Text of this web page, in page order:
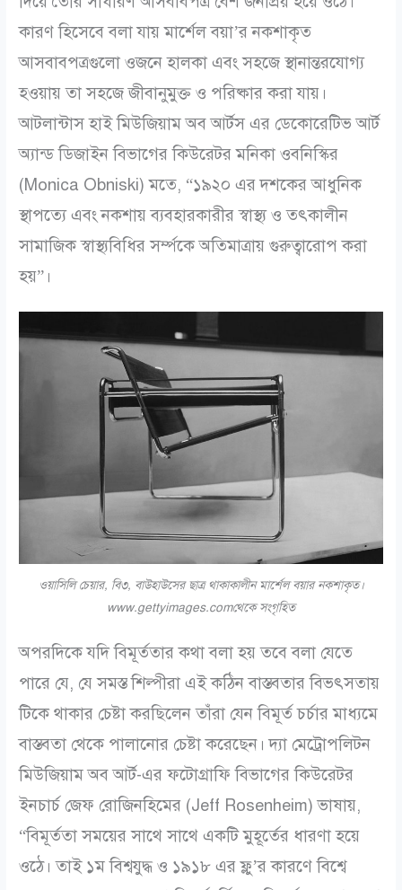
কারণ হিসেবে বলা যায় মার্শেল বয়া’র নকশাকৃত
আসবাবপত্রগুলো ওজনে হালকা এবং সহজে স্থানান্তরযোগ্য
হওয়ায় তা সহজে জীবানুমুক্ত ও পরিষ্কার করা যায়।
আটলান্টাস হাই মিউজিয়াম অব আর্টস এর ডেকোরেটিভ আর্ট
অ্যান্ড ডিজাইন বিভাগের কিউরেটর মনিকা ওবনিস্কির
(Monica Obniski) মতে, “১৯২০ এর দশকের আধুনিক
স্থাপত্যে এবং নকশায় ব্যবহারকারীর স্বাস্থ্য ও তৎকালীন
সামাজিক স্বাস্থ্যবিধির সর্ম্পকে অতিমাত্রায় গুরুত্বারোপ করা
হয়”।
ওয়াসিলি চেয়ার, বি৩, বাউহাউসের ছাত্র থাকাকালীন মার্শেল বয়ার নকশাকৃত।
www.gettyimages.comথেকে সংগৃহিত
অপরদিকে যদি বিমূর্ততার কথা বলা হয় তবে বলা যেতে
পারে যে, যে সমস্ত শিল্পীরা এই কঠিন বাস্তবতার বিভৎসতায়
টিকে থাকার চেষ্টা করছিলেন তাঁরা যেন বিমূর্ত চর্চার মাধ্যমে
বাস্তবতা থেকে পালানোর চেষ্টা করেছেন। দ্যা মেট্রোপলিটন
মিউজিয়াম অব আর্ট-এর ফটোগ্রাফি বিভাগের কিউরেটর
ইনচার্চ জেফ রোজিনহিমের (Jeff Rosenheim) ভাষায়,
“বিমূর্ততা সময়ের সাথে সাথে একটি মুহূর্তের ধারণা হয়ে
ওঠে। তাই ১ম বিশ্বযুদ্ধ ও ১৯১৮ এর ফ্লু’র কারণে বিশ্বে